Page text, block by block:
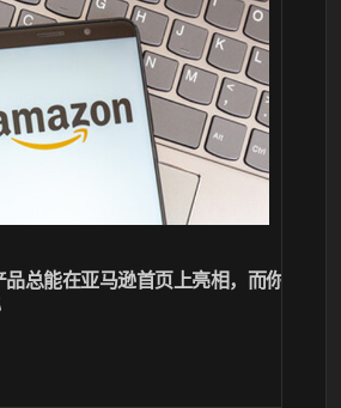
品总能在亚马逊首页上亮相，而你的产